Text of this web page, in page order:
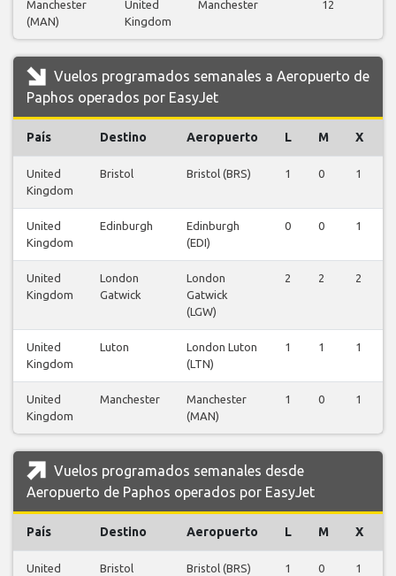
Manchester
(MAN)
United
Kingdom
Manchester
12
Vuelos programados semanales a Aeropuerto de
Paphos operados por EasyJet
País Destino Aeropuerto L M X
United
Kingdom
Bristol Bristol (BRS) 1 0 1
United
Kingdom
Edinburgh
Edinburgh
(EDI)
0 0 1
United
Kingdom
London
Gatwick
London
Gatwick
(LGW)
2 2 2
United
Kingdom
Luton
London Luton
(LTN)
1 1 1
United
Kingdom
Manchester
Manchester
(MAN)
1 0 1
Vuelos programados semanales desde
Aeropuerto de Paphos operados por EasyJet
País Destino Aeropuerto L M X
United
Bristol Bristol (BRS) 1 0 1